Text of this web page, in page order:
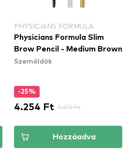
PHYSICIANS FORMULA
Physicians Formula Slim
Brow Pencil - Medium Brown
Szemöldök
-25%
4.254 Ft 5.672 Ft
Hozzáadva